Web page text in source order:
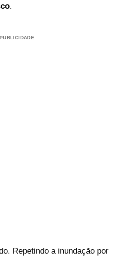
.
PUBLICIDADE
Repetindo a inundação por